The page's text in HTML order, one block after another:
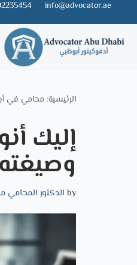
to
info@advocator.ae
الرئيسية: محامي في
إليك
وصيغته
by الدكتور المحامي